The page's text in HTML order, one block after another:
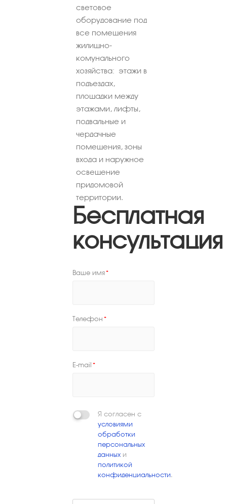
световое
оборудование под
все помещения
жилищно-
комунального
хозяйства: этажи в
подъездах,
площадки между
этажами, лифты,
подвальные и
чердачные
помещения, зоны
входа и наружное
освещение
придомовой
территории.
Бесплатная
консультация
Ваше имя*
Телефон *
E-mail *
Я согласен с
условиями
обработки
персональных
данных и
политикой
конфиденциальности.